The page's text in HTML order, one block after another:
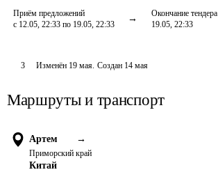
Приём предложений
с 12.05, 22:33 по 19.05, 22:33
Окончание тендера
19.05, 22:33
3 Изменён 19 мая. Создан 14 мая
Маршруты и транспорт
Артем →
Приморский край
Китай